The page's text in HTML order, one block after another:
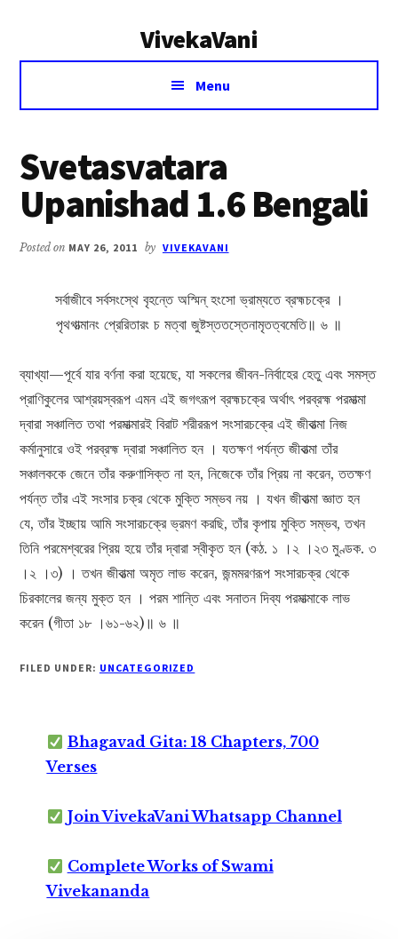
VivekaVani
Voice
Vivekananda
Menu
Svetasvatara
Upanishad 1.6 Bengali
Posted on MAY 26, 2011 by VIVEKAVANI
সর্বাজীবে সর্বসংস্থে বৃহন্তে অস্মিন্ হংসো ভ্রাম্যতে ব্রহ্মচক্রে ।
পৃথগাত্মানং প্রেরিতারং চ মত্বা জুষ্টস্ততস্তেনামৃতত্বমেতি॥ ৬ ॥
ব্যাখ্যা—পূর্বে যার বর্ণনা করা হয়েছে, যা সকলের জীবন-নির্বাহের হেতু এবং সমস্ত
প্রাণিকুলের আশ্রয়স্বরূপ এমন এই জগৎরূপ ব্রহ্মচক্রে অর্থাৎ পরব্রহ্ম পরমাত্মা
দ্বারা সঞ্চালিত তথা পরমাত্মারই বিরাট শরীররূপ সংসারচক্রে এই জীবাত্মা নিজ
কর্মানুসারে ওই পরব্রহ্ম দ্বারা সঞ্চালিত হন । যতক্ষণ পর্যন্ত জীবাত্মা তাঁর
সঞ্চালককে জেনে তাঁর করুণাসিক্ত না হন, নিজেকে তাঁর প্রিয় না করেন, ততক্ষণ
পর্যন্ত তাঁর এই সংসার চক্র থেকে মুক্তি সম্ভব নয় । যখন জীবাত্মা জ্ঞাত হন
যে, তাঁর ইচ্ছায় আমি সংসারচক্রে ভ্রমণ করছি, তাঁর কৃপায় মুক্তি সম্ভব, তখন
তিনি পরমেশ্বরের প্রিয় হয়ে তাঁর দ্বারা স্বীকৃত হন (কঠ. ১ ।২ ।২৩ মুণ্ডক. ৩
।২ ।৩) । তখন জীবাত্মা অমৃত লাভ করেন, জন্মমরণরূপ সংসারচক্র থেকে
চিরকালের জন্য মুক্ত হন । পরম শান্তি এবং সনাতন দিব্য পরমাত্মাকে লাভ
করেন (গীতা ১৮ ।৬১-৬২)॥ ৬ ॥
FILED UNDER: UNCATEGORIZED
Bhagavad Gita: 18 Chapters, 700
Verses
Join VivekaVani Whatsapp Channel
Complete Works of Swami
Vivekananda